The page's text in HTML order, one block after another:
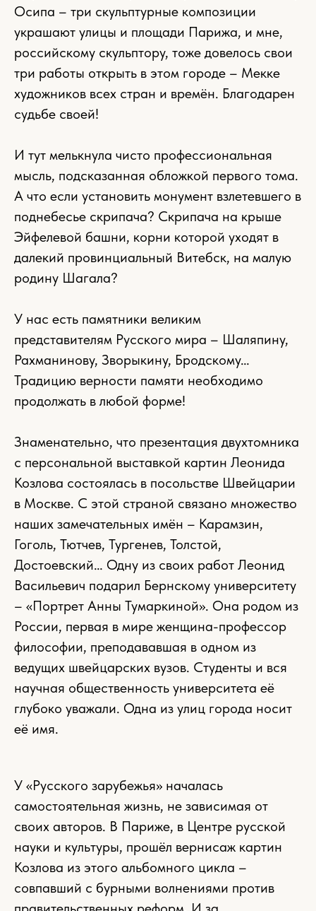
Осипа – три скульптурные композиции
украшают улицы и площади Парижа, и мне,
российскому скульптору, тоже довелось свои
три работы открыть в этом городе – Мекке
художников всех стран и времён. Благодарен
судьбе своей!
И тут мелькнула чисто профессиональная
мысль, подсказанная обложкой первого тома.
А что если установить монумент взлетевшего в
поднебесье скрипача? Скрипача на крыше
Эйфелевой башни, корни которой уходят в
далекий провинциальный Витебск, на малую
родину Шагала?
У нас есть памятники великим
представителям Русского мира – Шаляпину,
Рахманинову, Зворыкину, Бродскому…
Традицию верности памяти необходимо
продолжать в любой форме!
Знаменательно, что презентация двухтомника
с персональной выставкой картин Леонида
Козлова состоялась в посольстве Швейцарии
в Москве. С этой страной связано множество
наших замечательных имён – Карамзин,
Гоголь, Тютчев, Тургенев, Толстой,
Достоевский… Одну из своих работ Леонид
Васильевич подарил Бернскому университету
– «Портрет Анны Тумаркиной». Она родом из
России, первая в мире женщина-профессор
философии, преподававшая в одном из
ведущих швейцарских вузов. Студенты и вся
научная общественность университета её
глубоко уважали. Одна из улиц города носит
её имя.
У «Русского зарубежья» началась
самостоятельная жизнь, не зависимая от
своих авторов. В Париже, в Центре русской
науки и культуры, прошёл вернисаж картин
Козлова из этого альбомного цикла –
совпавший с бурными волнениями против